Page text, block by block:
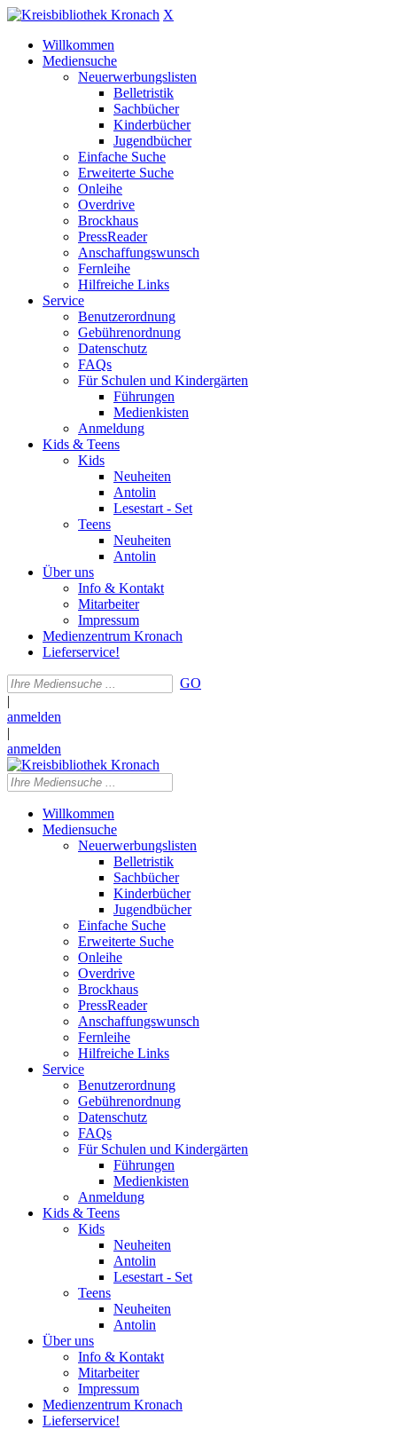
X
Willkommen
Mediensuche
Neuerwerbungslisten
Belletristik
Sachbücher
Kinderbücher
Jugendbücher
Einfache Suche
Erweiterte Suche
Onleihe
Overdrive
Brockhaus
PressReader
Anschaffungswunsch
Fernleihe
Hilfreiche Links
Service
Benutzerordnung
Gebührenordnung
Datenschutz
FAQs
Für Schulen und Kindergärten
Führungen
Medienkisten
Anmeldung
Kids & Teens
Kids
Neuheiten
Antolin
Lesestart - Set
Teens
Neuheiten
Antolin
Über uns
Info & Kontakt
Mitarbeiter
Impressum
Medienzentrum Kronach
Lieferservice!
GO
|
anmelden
|
anmelden
Willkommen
Mediensuche
Neuerwerbungslisten
Belletristik
Sachbücher
Kinderbücher
Jugendbücher
Einfache Suche
Erweiterte Suche
Onleihe
Overdrive
Brockhaus
PressReader
Anschaffungswunsch
Fernleihe
Hilfreiche Links
Service
Benutzerordnung
Gebührenordnung
Datenschutz
FAQs
Für Schulen und Kindergärten
Führungen
Medienkisten
Anmeldung
Kids & Teens
Kids
Neuheiten
Antolin
Lesestart - Set
Teens
Neuheiten
Antolin
Über uns
Info & Kontakt
Mitarbeiter
Impressum
Medienzentrum Kronach
Lieferservice!